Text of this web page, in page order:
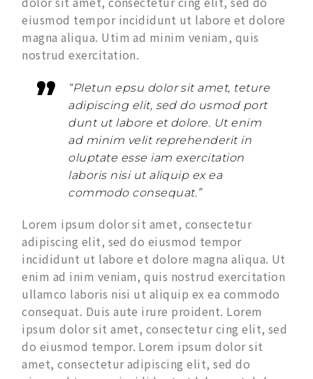
eiusmod tempor incididunt ut labore et dolore
magna aliqua. Utim ad minim veniam, quis
nostrud exercitation.
“Pletun epsu dolor sit amet, teture
adipiscing elit, sed do usmod port
dunt ut labore et dolore. Ut enim
ad minim velit reprehenderit in
oluptate esse iam exercitation
laboris nisi ut aliquip ex ea
commodo consequat.”
Lorem ipsum dolor sit amet, consectetur
adipiscing elit, sed do eiusmod tempor
incididunt ut labore et dolore magna aliqua. Ut
enim ad inim veniam, quis nostrud exercitation
ullamco laboris nisi ut aliquip ex ea commodo
consequat. Duis aute irure proident. Lorem
ipsum dolor sit amet, consectetur cing elit, sed
do eiusmod tempor. Lorem ipsum dolor sit
amet, consectetur adipiscing elit, sed do